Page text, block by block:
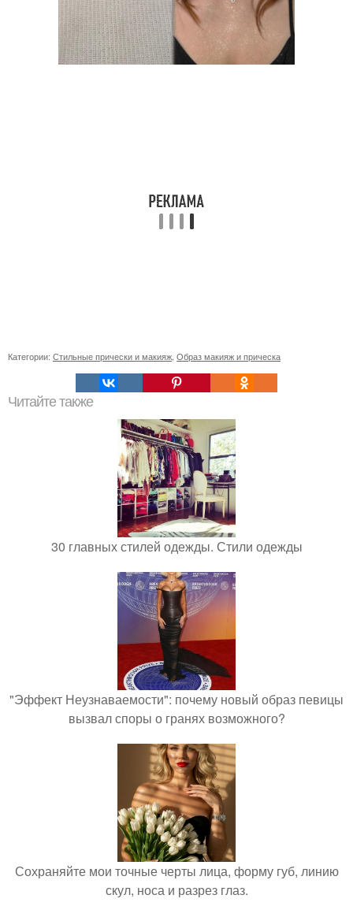
Категории: Стильные прически и макияж, Образ макияж и прическа
Читайте также
30 главных стилей одежды. Стили одежды
"Эффект Неузнаваемости": почему новый образ певицы
вызвал споры о гранях возможного?
Сохраняйте мои точные черты лица, форму губ, линию
скул, носа и разрез глаз.